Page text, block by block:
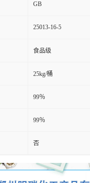
GB
25013-16-5
食品级
25kg/桶
99％
99％
否